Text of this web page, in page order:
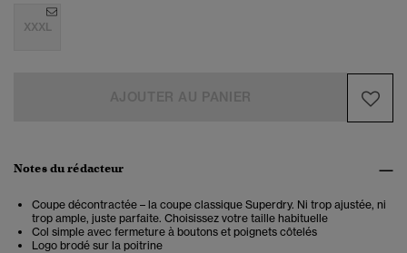
XXXL
Notes du rédacteur
Coupe décontractée – la coupe classique Superdry. Ni trop ajustée, ni
trop ample, juste parfaite. Choisissez votre taille habituelle
Col simple avec fermeture à boutons et poignets côtelés
Logo brodé sur la poitrine